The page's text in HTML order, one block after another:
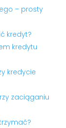
– prosty
kredyt?
kredytu
kredycie
zaciąganiu